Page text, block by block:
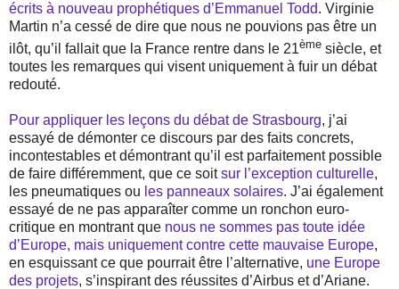
écrits à nouveau prophétiques d’Emmanuel Todd. Virginie
Martin n’a cessé de dire que nous ne pouvions pas être un
ilôt, qu’il fallait que la France rentre dans le 21ème siècle, et
toutes les remarques qui visent uniquement à fuir un débat
redouté.
Pour appliquer les leçons du débat de Strasbourg, j’ai
essayé de démonter ce discours par des faits concrets,
incontestables et démontrant qu’il est parfaitement possible
de faire différemment, que ce soitsur l’exception culturelle,
les pneumatiques ou les panneaux solaires. J’ai également
essayé de ne pas apparaîter comme un ronchon euro-
critique en montrant que nous ne sommes pas toute idée
d’Europe, mais uniquement contre cette mauvaise Europe,
en esquissant ce que pourrait être l’alternative, une Europe
des projets, s’inspirant des réussites d’Airbus et d’Ariane.